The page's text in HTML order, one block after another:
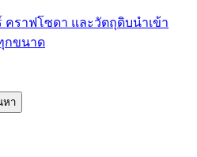
คราฟโซดา และวัตถุดิบนำเข้า
กขนาด
หา